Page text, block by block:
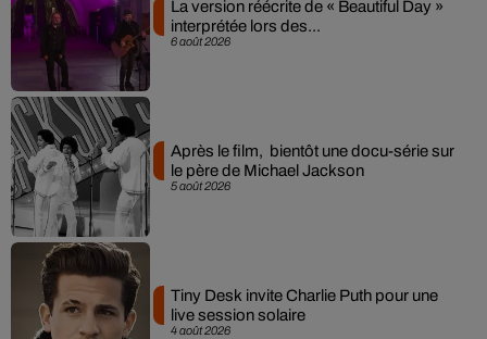
6 août 2026
La version réécrite de « Beautiful Day »
interprétée lors des...
5 août 2026
Après le film, bientôt une docu-série sur
le père de Michael Jackson
4 août 2026
Tiny Desk invite Charlie Puth pour une
live session solaire